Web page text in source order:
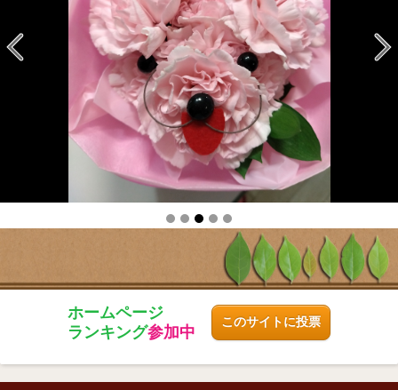
ホームページ
ランキング参加中
このサイトに投票